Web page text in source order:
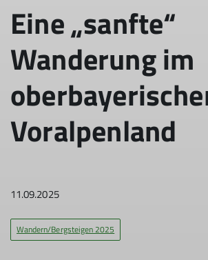
Eine „sanfte“
Wanderung im
Voralpenland
11.09.2025
Wandern/Bergsteigen 2025